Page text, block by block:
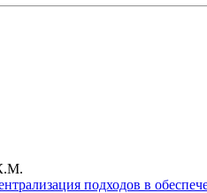
подходов в